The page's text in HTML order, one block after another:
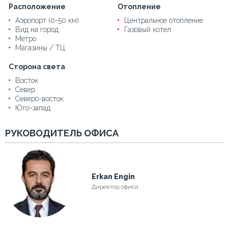
Расположение
Аэропорт (0-50 км)
Вид на город
Метро
Магазины / ТЦ
Отопление
Центральное отопление
Газовый котел
Сторона света
Восток
Север
Северо-восток
Юго-запад
РУКОВОДИТЕЛЬ ОФИСА
Erkan Engin
Директор офиса